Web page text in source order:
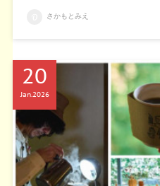
さかもとみえ
20
Jan 2026